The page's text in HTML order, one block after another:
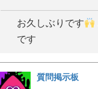
お久しぶりです
です
質問掲示板